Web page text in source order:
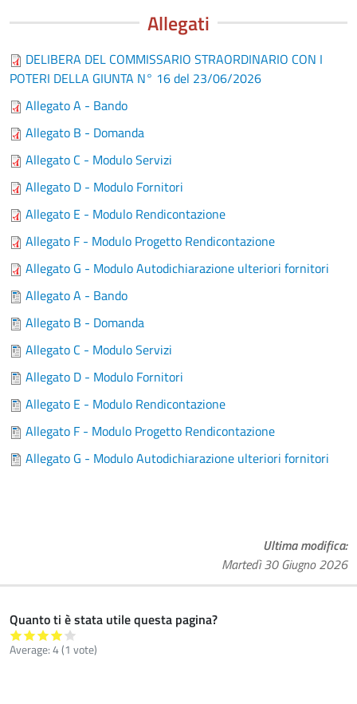
Allegati
DELIBERA DEL COMMISSARIO STRAORDINARIO CON I
POTERI DELLA GIUNTA N° 16 del 23/06/2026
Allegato A - Bando
Allegato B - Domanda
Allegato C - Modulo Servizi
Allegato D - Modulo Fornitori
Allegato E - Modulo Rendicontazione
Allegato F - Modulo Progetto Rendicontazione
Allegato G - Modulo Autodichiarazione ulteriori fornitori
Allegato A - Bando
Allegato B - Domanda
Allegato C - Modulo Servizi
Allegato D - Modulo Fornitori
Allegato E - Modulo Rendicontazione
Allegato F - Modulo Progetto Rendicontazione
Allegato G - Modulo Autodichiarazione ulteriori fornitori
Ultima modifica
Martedì 30 Giugno 2026
Quanto ti è stata utile questa pagina?
Average:4(1 vote)